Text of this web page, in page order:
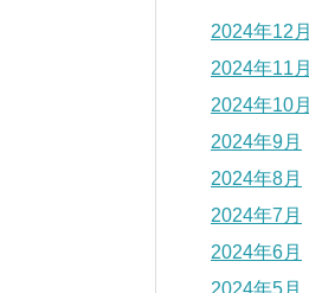
2024年12月
2024年11月
2024年10月
2024年9月
2024年8月
2024年7月
2024年6月
2024年5月